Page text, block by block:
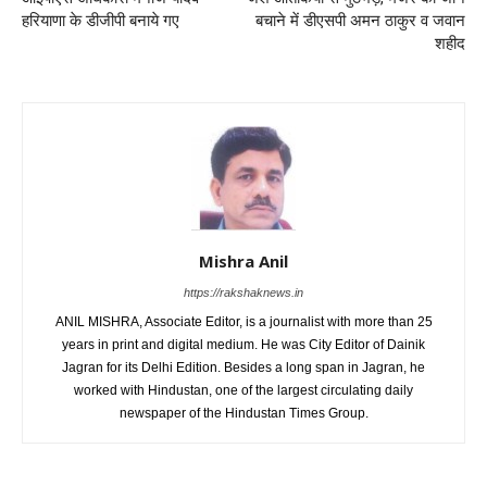
हरियाणा के डीजीपी बनाये गए
बचाने में डीएसपी अमन ठाकुर व जवान
शहीद
Mishra Anil
https://rakshaknews.in
ANIL MISHRA, Associate Editor, is a journalist with more than 25
years in print and digital medium. He was City Editor of Dainik
Jagran for its Delhi Edition. Besides a long span in Jagran, he
worked with Hindustan, one of the largest circulating daily
newspaper of the Hindustan Times Group.